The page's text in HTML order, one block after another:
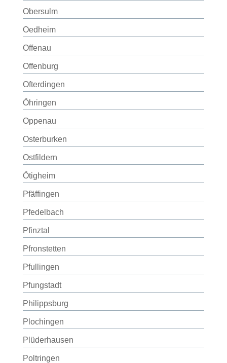
Obersulm
Oedheim
Offenau
Offenburg
Ofterdingen
Öhringen
Oppenau
Osterburken
Ostfildern
Ötigheim
Pfäffingen
Pfedelbach
Pfinztal
Pfronstetten
Pfullingen
Pfungstadt
Philippsburg
Plochingen
Plüderhausen
Poltringen